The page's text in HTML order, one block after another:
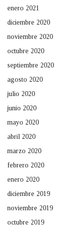
enero 2021
diciembre 2020
noviembre 2020
octubre 2020
septiembre 2020
agosto 2020
julio 2020
junio 2020
mayo 2020
abril 2020
marzo 2020
febrero 2020
enero 2020
diciembre 2019
noviembre 2019
octubre 2019